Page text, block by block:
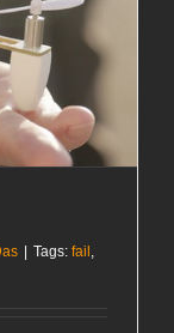
| Tags: fail,